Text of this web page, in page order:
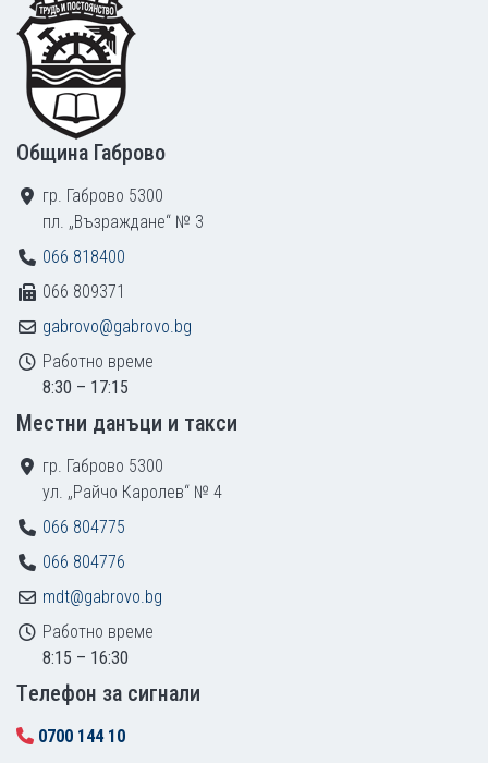
Община Габрово
гр. Габрово 5300
пл. „Възраждане“ № 3
066 818400
066 809371
gabrovo@gabrovo.bg
Работно време
8:30 – 17:15
Местни данъци и такси
гр. Габрово 5300
ул. „Райчо Каролев“ № 4
066 804775
066 804776
mdt@gabrovo.bg
Работно време
8:15 – 16:30
Tелефон за сигнали
0700 144 10